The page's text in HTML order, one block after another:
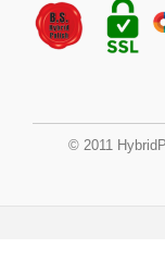
© 2011